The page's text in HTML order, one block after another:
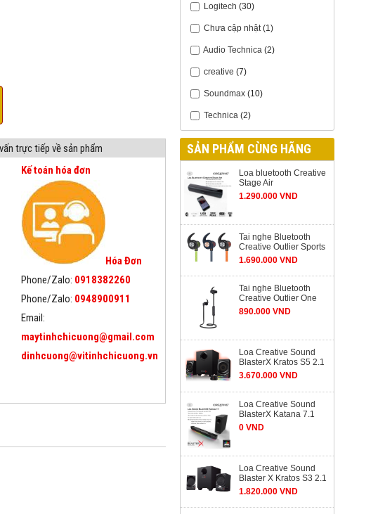
trực tiếp về sản phẩm
Kế toán hóa đơn
Hóa Đơn
Phone/Zalo: 0918382260
Phone/Zalo: 0948900911
Email:
maytinhchicuong@gmail.com
dinhcuong@vitinhchicuong.vn
Logitech (30)
Chưa cập nhật (1)
Audio Technica (2)
creative (7)
Soundmax (10)
Technica (2)
SẢN PHẨM CÙNG HÃNG
Loa bluetooth Creative
Stage Air
1.290.000 VND
Tai nghe Bluetooth
Creative Outlier Sports
1.690.000 VND
Tai nghe Bluetooth
Creative Outlier One
890.000 VND
Loa Creative Sound
BlasterX Kratos S5 2.1
3.670.000 VND
Loa Creative Sound
BlasterX Katana 7.1
0 VND
Loa Creative Sound
Blaster X Kratos S3 2.1
1.820.000 VND